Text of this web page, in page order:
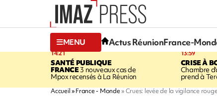
MENU Actus RéunionFrance-
14:21
SANTÉ PUBLIQUE
FRANCE3 nouveaux cas de
Mpox recensés à La Réunion
13:59
CRISE À
Chambre
prend à
Accueil France - Monde Crues: levée de la vigilance